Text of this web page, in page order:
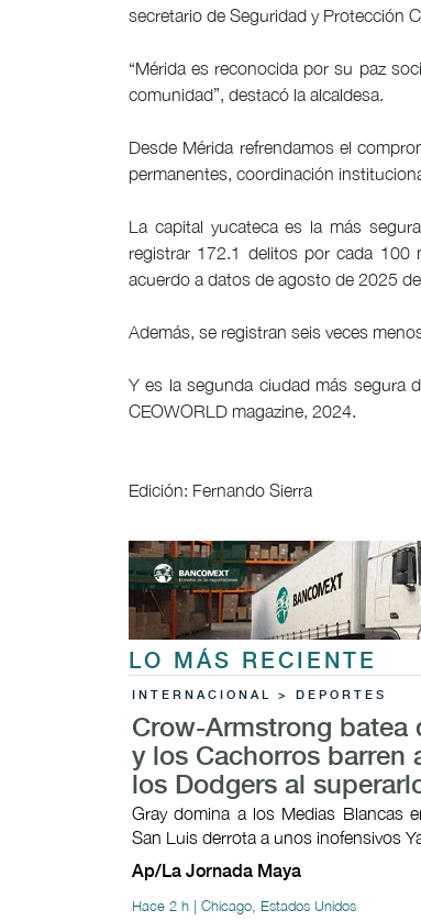
secretario de Seguridad y Protección
“Mérida es reconocida por su paz
comunidad”, destacó la alcaldesa.
Desde Mérida refrendamos el
permanentes, coordinación
La capital yucateca es la más
registrar 172.1 delitos por cada 100
acuerdo a datos de agosto de 2025
Además, se registran seis veces
Y es la segunda ciudad más segura
CEOWORLD magazine, 2024.
Edición: Fernando Sierra
LO MÁS RECIENTE
INTERNACIONAL > DEPORTES
Crow-Armstrong batea
y los Cachorros barren
los Dodgers al
Gray domina a los Medias Blancas
San Luis derrota a unos inofensivos
Ap/La Jornada Maya
Hace 2 h | Chicago, Estados Unidos